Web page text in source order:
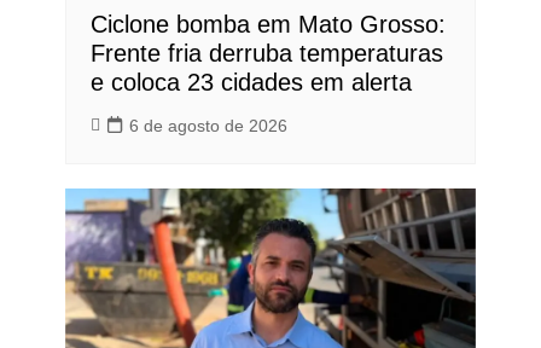
Ciclone bomba em Mato Grosso:
Frente fria derruba temperaturas
e coloca 23 cidades em alerta
6 de agosto de 2026